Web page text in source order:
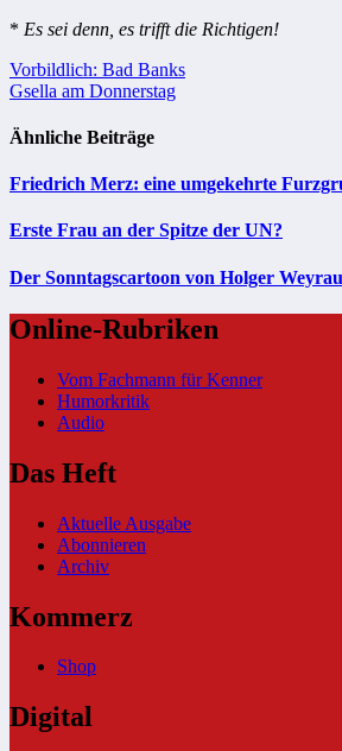
* Es sei denn, es trifft die Richtigen!
Beitragsnavigation
Vorbildlich: Bad Banks
Gsella am Donnerstag
Ähnliche Beiträge
Friedrich Merz: eine umgekehrte
Erste Frau an der Spitze der UN?
Der Sonntagscartoon von Holger
Online-Rubriken
Vom Fachmann für Kenner
Humorkritik
Audio
Das Heft
Aktuelle Ausgabe
Abonnieren
Archiv
Kommerz
Shop
Digital